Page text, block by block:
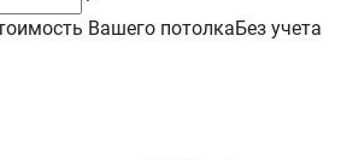
Вашего потолкаБез учета